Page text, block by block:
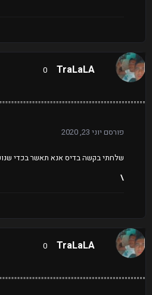
TraLaLA
0
פורסם יוני 23, 2020
שלחתי בקשה בדיס אנא תאשר בכדי
\
TraLaLA
0